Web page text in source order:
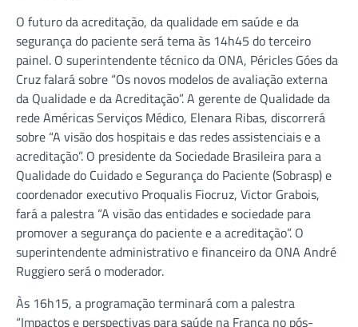
O futuro da acreditação, da qualidade em saúde e da
segurança do paciente será tema às 14h45 do terceiro
painel. O superintendente técnico da ONA, Péricles Góes da
Cruz falará sobre “Os novos modelos de avaliação externa
da Qualidade e da Acreditação”. A gerente de Qualidade da
rede Américas Serviços Médico, Elenara Ribas, discorrerá
sobre “A visão dos hospitais e das redes assistenciais e a
acreditação”. O presidente da Sociedade Brasileira para a
Qualidade do Cuidado e Segurança do Paciente (Sobrasp) e
coordenador executivo Proqualis Fiocruz, Victor Grabois,
fará a palestra “A visão das entidades e sociedade para
promover a segurança do paciente e a acreditação”. O
superintendente administrativo e financeiro da ONA André
Ruggiero será o moderador.
Às 16h15, a programação terminará com a palestra
“Impactos e perspectivas para saúde na França no pós-